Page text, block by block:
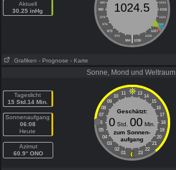
Aktuell
30.25 inHg
985
1015
982
1018
979
1021
976
1024
973
1027
970
1030
|
964 1036
1024.5
Grafiken - Prognose - Karte
Sonne, Mond und Weltraum
Tageslicht
15 Std.14 Min.
Sonnenaufgang
06:08
Heute
Azimut
60.9° ONO
11 13
10
14
09
15
08
16
07
17
06
18
05
19
04
20
03
21
02
22
01 23
Geschätzt:
0Std. 00Min.
zum Sonnen-
aufgang